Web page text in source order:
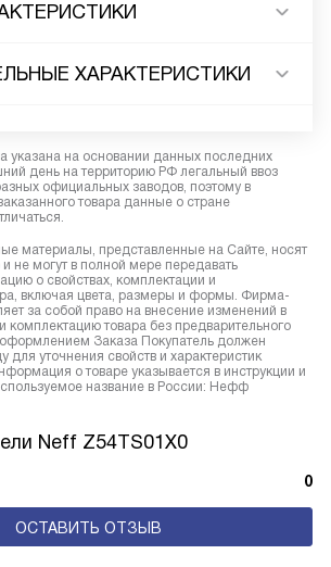
ХАРАКТЕРИСТИКИ
указана на основании данных последних
день на территорию РФ легальный ввоз
официальных заводов, поэтому в
товара данные о стране
материалы, представленные на Сайте, носят
не могут в полной мере передавать
о свойствах, комплектации и
включая цвета, размеры и формы. Фирма-
за собой право на внесение изменений в
комплектацию товара без предварительного
Заказа Покупатель должен
для уточнения свойств и характеристик
о товаре указывается в инструкции и
название в России: Нефф
Neff Z54TS01X0
0
ОСТАВИТЬ ОТЗЫВ